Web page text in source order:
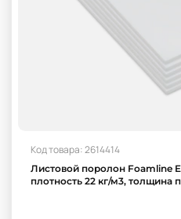
Код товара: 2614414
Листовой поролон Foamline
плотность 22 кг/м3, толщина